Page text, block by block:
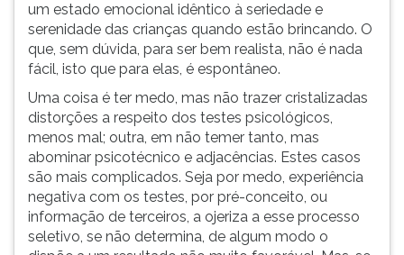
um estado emocional idêntico à seriedade e
serenidade das crianças quando estão brincando. O
que, sem dúvida, para ser bem realista, não é nada
fácil, isto que para elas, é espontâneo.
Uma coisa é ter medo, mas não trazer cristalizadas
distorções a respeito dos testes psicológicos,
menos mal; outra, em não temer tanto, mas
abominar psicotécnico e adjacências. Estes casos
são mais complicados. Seja por medo, experiência
negativa com os testes, por pré-conceito, ou
informação de terceiros, a ojeriza a esse processo
seletivo, se não determina, de algum modo o